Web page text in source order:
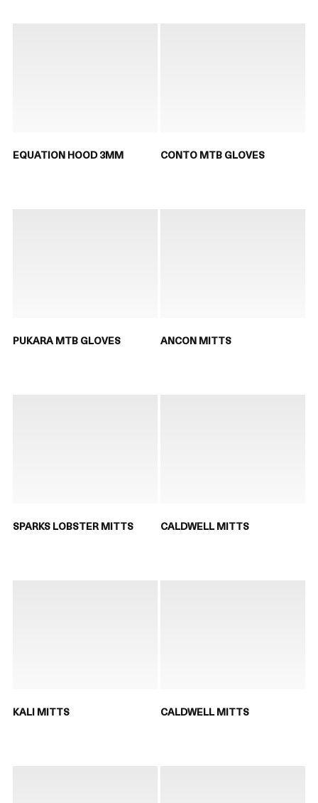
EQUATION HOOD 3MM CONTO MTB GLOVES
PUKARA MTB GLOVES ANCON MITTS
SPARKS LOBSTER MITTS CALDWELL MITTS
KALI MITTS CALDWELL MITTS